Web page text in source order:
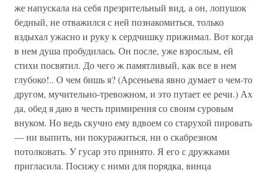
же напускала на себя презрительный вид, а он, лопушок
бедный, не отважился с ней познакомиться, только
вздыхал ужасно и руку к сердчишку прижимал. Вот когда
в нем душа пробудилась. Он после, уже взрослым, ей
стихи посвятил. До чего ж памятливый, как все в нем
глубоко!.. О чем бишь я? (Арсеньева явно думает о чем-то
другом, мучительно-тревожном, и это путает ее речи.) Ах
да, обед я даю в честь примирения со своим суровым
внуком. Но ведь скучно ему вдвоем со старухой пировать
— ни выпить, ни покуражиться, ни о скабрезном
потолковать. У гусар это принято. Я его с дружками
пригласила. Посижу с ними для порядка, винца